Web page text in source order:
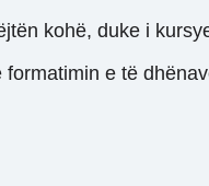
kohë, duke i
e të